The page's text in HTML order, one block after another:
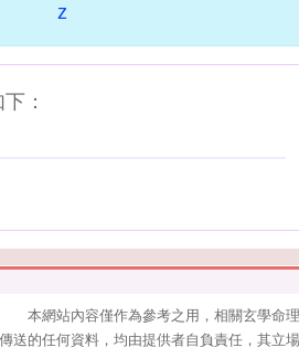
z
：
本網站內容僅作為參考之用，相關玄學命
送的任何資料，均由提供者自負責任，其立